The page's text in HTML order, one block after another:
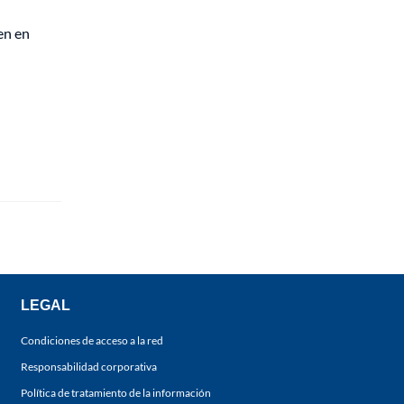
en
LEGAL
Condiciones de acceso a la red
Responsabilidad corporativa
Política de tratamiento de la información